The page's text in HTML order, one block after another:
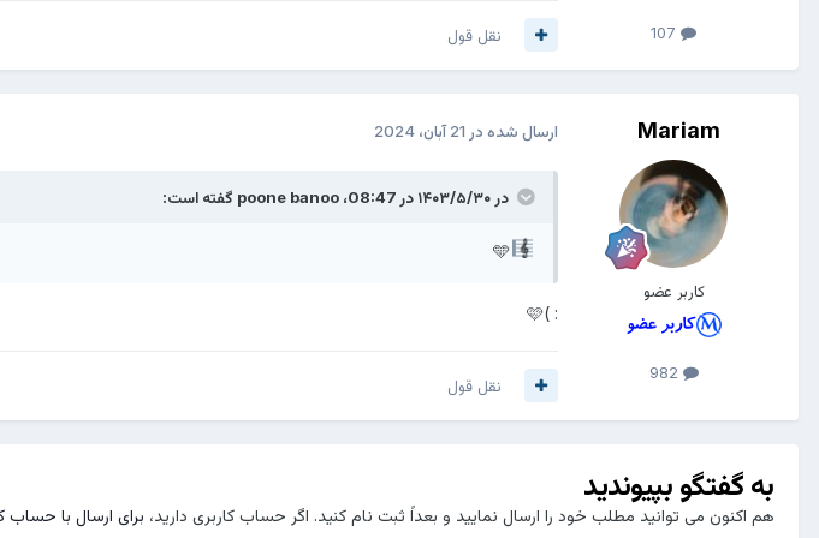
نقل قول
Mariam
کاربر عضو
ارسال شده در 21 آبان، 2024
در ۱۴۰۳/۵/۳۰ در 08:47، poone banoo گفته است:
🩵
: )
🩷
نقل قول
به گفتگو بپیوندید
هم اکنون می توانید مطلب خود را ارسال نمایید و بعداً ثبت نام کنید. اگر حساب کاربری دارید، برای ارسال با حساب